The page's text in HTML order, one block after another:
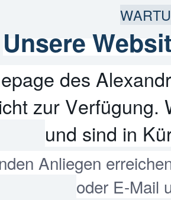
Unsere
des
zur Verfügung.
und sind in
Anliegen
oder E-Mail